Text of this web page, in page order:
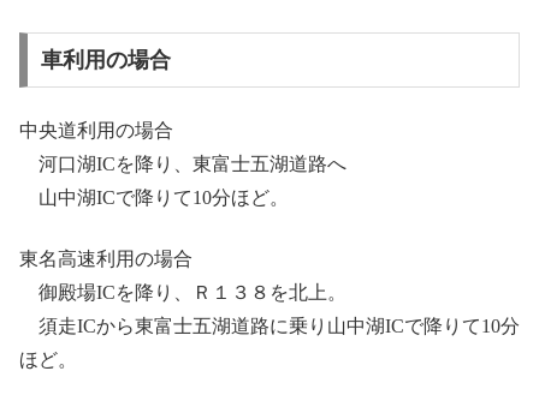
車利用の場合
中央道利用の場合
河口湖ICを降り、東富士五湖道路へ
山中湖ICで降りて10分ほど。
東名高速利用の場合
御殿場ICを降り、Ｒ１３８を北上。
須走ICから東富士五湖道路に乗り山中湖ICで降りて10分
ほど。